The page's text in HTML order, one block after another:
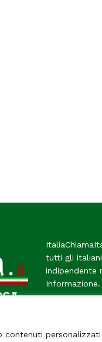
contenuti personalizzati
tutti gli
indipendente
Informazione.